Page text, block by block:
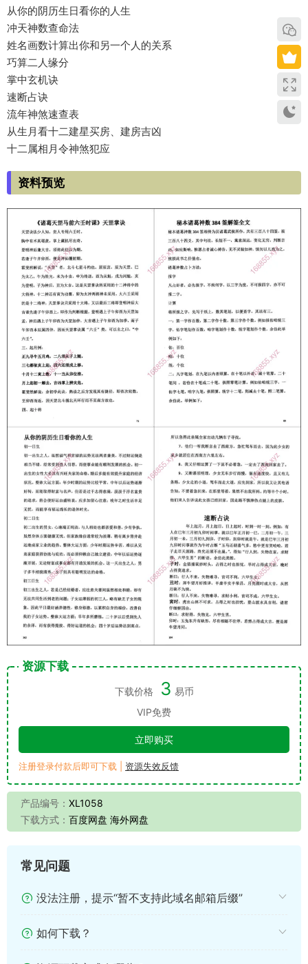
从你的阴历生日看你的人生
冲天神数查命法
姓名画数计算出你和另一个人的关系
巧算二人缘分
掌中玄机诀
速断占诀
流年神煞速查表
从生月看十二建星买房、建房吉凶
十二属相月令神煞犯应
资料预览
资源下载
下载价格 3 易币
VIP免费
立即购买
注册登录付款后即可下载 | 资源失效反馈
产品编号： XL1058
下载方式： 百度网盘 海外网盘
常见问题
没法注册，提示“暂不支持此域名邮箱后缀”
如何下载？